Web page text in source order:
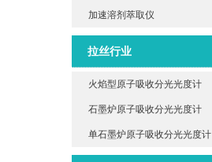
加速溶剂萃取仪
拉丝行业
火焰型原子吸收分光光度计
石墨炉原子吸收分光光度计
单石墨炉原子吸收分光光度计